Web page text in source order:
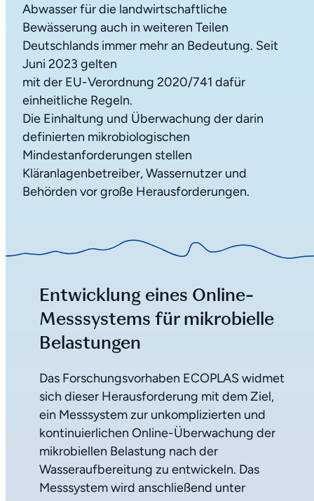
Abwasser für die landwirtschaftliche
Bewässerung auch in weiteren Teilen
Deutschlands immer mehr an Bedeutung. Seit
Juni 2023 gelten
mit der EU-Verordnung 2020/741 dafür
einheitliche Regeln.
Die Einhaltung und Überwachung der darin
definierten mikrobiologischen
Mindestanforderungen stellen
Kläranlagenbetreiber, Wassernutzer und
Behörden vor große Herausforderungen.
Entwicklung eines Online-
Messsystems für mikrobielle
Belastungen
Das Forschungsvorhaben ECOPLAS widmet
sich dieser Herausforderung mit dem Ziel,
ein Messsystem zur unkomplizierten und
kontinuierlichen Online-Überwachung der
mikrobiellen Belastung nach der
Wasseraufbereitung zu entwickeln. Das
Messsystem wird anschließend unter